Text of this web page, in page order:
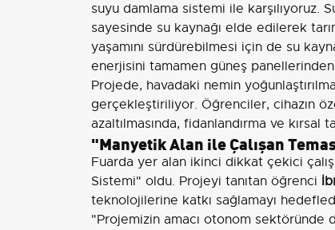
suyu damlama sistemi ile karşılıyoruz.
sayesinde su kaynağı elde edilerek
yaşamını sürdürebilmesi için de su
enerjisini tamamen güneş
Projede, havadaki nemin
gerçekleştiriliyor. Öğrenciler, cihazın
azaltılmasında, fidanlandırma ve kırsal
"Manyetik Alan ile Çalışan
Fuarda yer alan ikinci dikkat çekici
Sistemi" oldu. Projeyi tanıtan öğrenci
teknolojilerine katkı sağlamayı
"Projemizin amacı otonom sektöründe